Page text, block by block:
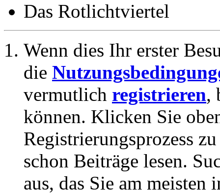
Das Rotlichtviertel
Wenn dies Ihr erster
die
vermutlich registrieren,
können. Klicken Sie
Registrierungsprozess
schon Beiträge lesen.
aus, das Sie am meisten